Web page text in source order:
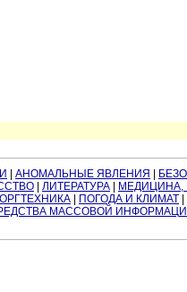
АНОМАЛЬНЫЕ ЯВЛЕНИЯ
ЛИТЕРАТУРА МЕДИЦИНА,
ПОГОДА И КЛИМАТ
МАССОВОЙ